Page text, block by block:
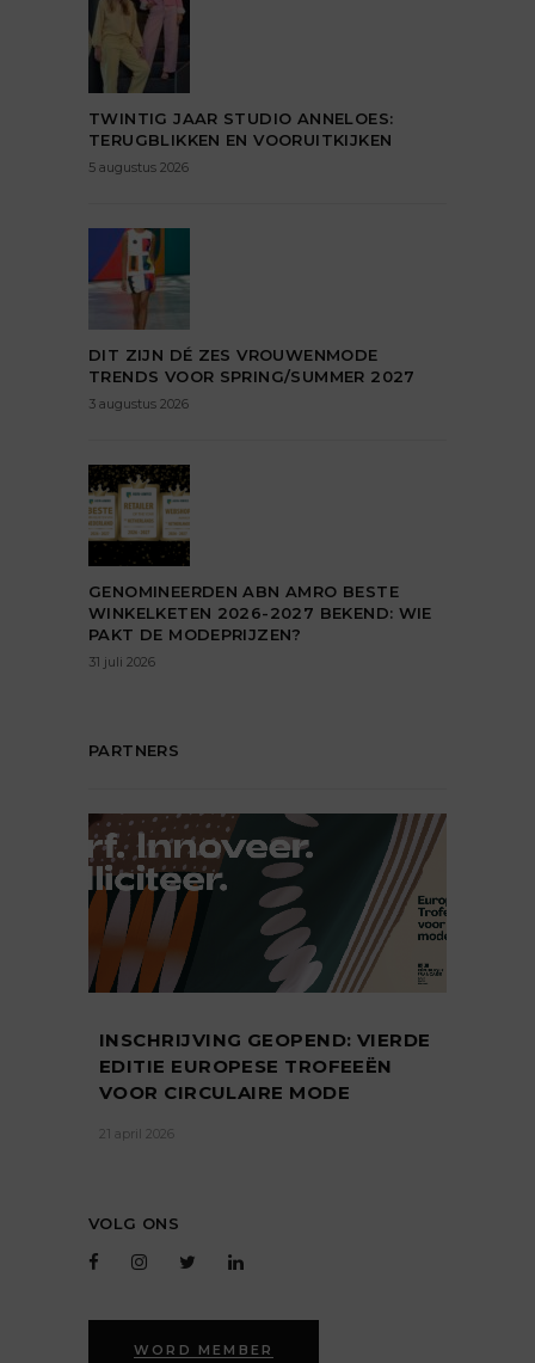
TWINTIG JAAR STUDIO ANNELOES:
TERUGBLIKKEN EN VOORUITKIJKEN
5 augustus 2026
DIT ZIJN DÉ ZES VROUWENMODE
TRENDS VOOR SPRING/SUMMER 2027
3 augustus 2026
GENOMINEERDEN ABN AMRO BESTE
WINKELKETEN 2026-2027 BEKEND: WIE
PAKT DE MODEPRIJZEN?
31 juli 2026
PARTNERS
INSCHRIJVING GEOPEND: VIERDE
EDITIE EUROPESE TROFEEËN
VOOR CIRCULAIRE MODE
21 april 2026
VOLG ONS
WORD MEMBER